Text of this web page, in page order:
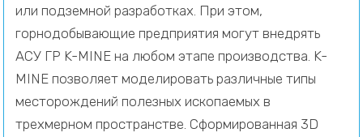
или подземной разработках. При этом,
горнодобывающие предприятия могут внедрять
АСУ ГР K-MINE на любом этапе производства. K-
MINE позволяет моделировать различные типы
месторождений полезных ископаемых в
трехмерном пространстве. Сформированная 3D